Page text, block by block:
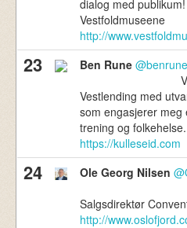
dialog med
Vestfoldmuseene
http://
23 Ben Rune @benrune
Vestlending med
som engasjerer meg
trening og folkehelse.
https://kulleseid.com
24 Ole Georg Nilsen
Salgsdirektør
http://